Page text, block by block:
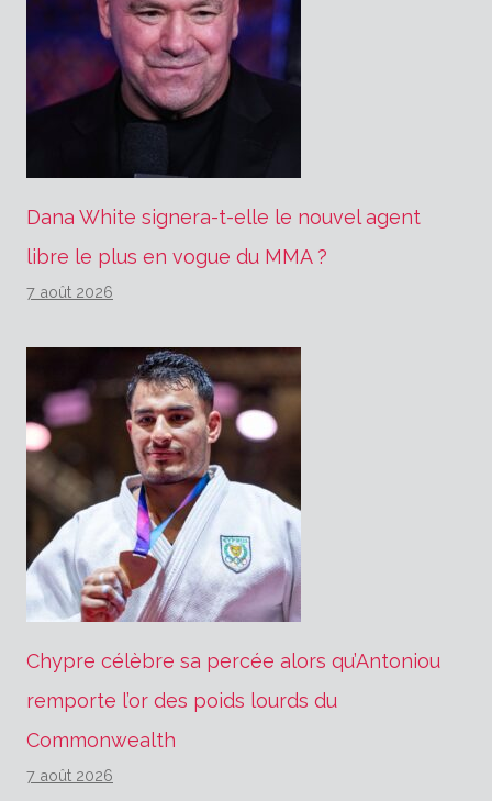
Dana White signera-t-elle le nouvel agent
libre le plus en vogue du MMA ?
7 août 2026
Chypre célèbre sa percée alors qu’Antoniou
remporte l’or des poids lourds du
Commonwealth
7 août 2026